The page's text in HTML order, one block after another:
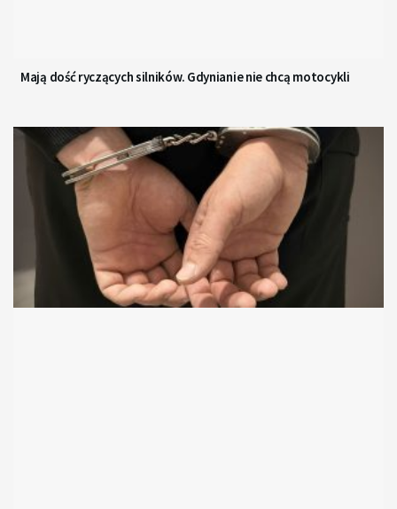
Mają dość ryczących silników. Gdynianie nie chcą motocykli